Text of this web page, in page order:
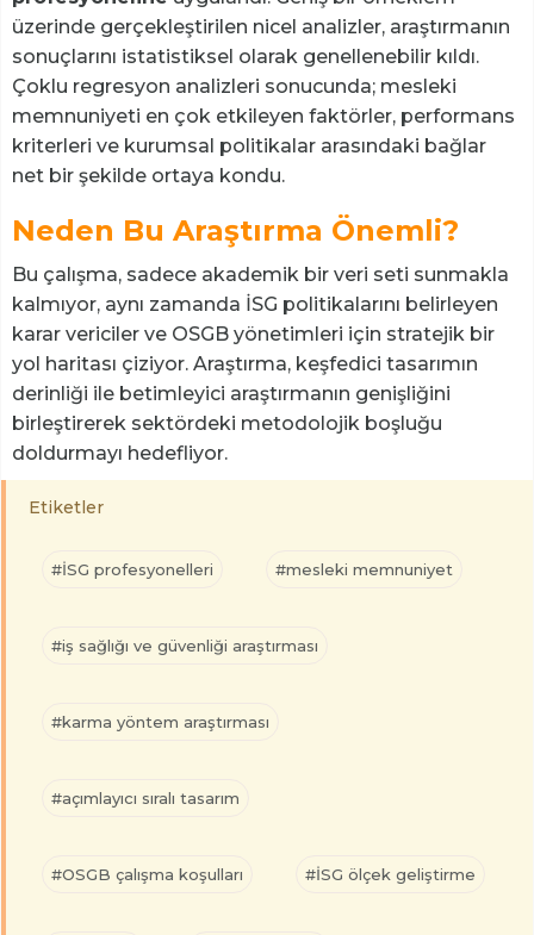
üzerinde gerçekleştirilen nicel analizler, araştırmanın
sonuçlarını istatistiksel olarak genellenebilir kıldı.
Çoklu regresyon analizleri sonucunda; mesleki
memnuniyeti en çok etkileyen faktörler, performans
kriterleri ve kurumsal politikalar arasındaki bağlar
net bir şekilde ortaya kondu.
Neden Bu Araştırma Önemli?
Bu çalışma, sadece akademik bir veri seti sunmakla
kalmıyor, aynı zamanda İSG politikalarını belirleyen
karar vericiler ve OSGB yönetimleri için stratejik bir
yol haritası çiziyor. Araştırma, keşfedici tasarımın
derinliği ile betimleyici araştırmanın genişliğini
birleştirerek sektördeki metodolojik boşluğu
doldurmayı hedefliyor.
Etiketler
#İSG profesyonelleri #mesleki memnuniyet
#iş sağlığı ve güvenliği araştırması
#karma yöntem araştırması
#açımlayıcı sıralı tasarım
#OSGB çalışma koşulları #İSG ölçek geliştirme